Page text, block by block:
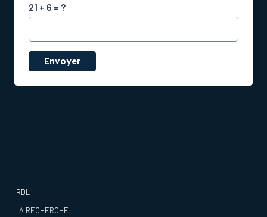
21 + 6 = ?
Envoyer
IRDL
LA RECHERCHE